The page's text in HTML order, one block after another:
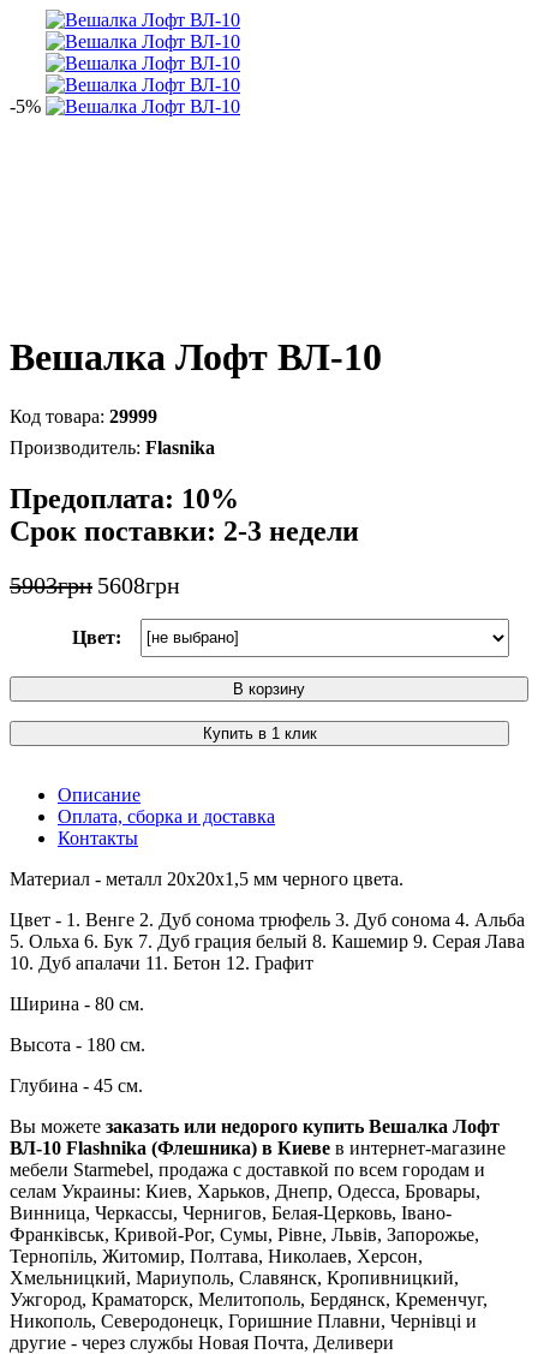
-5%
Вешалка Лофт ВЛ-10
29999
Flasnika
Предоплата: 10%
Срок поставки: 2-3 недели
5903грн 5608грн
Цвет:
В корзину
Купить в 1 клик
Описание
Оплата, сборка и доставка
Контакты
Материал - металл 20х20х1,5 мм черного цвета.
Цвет - 1. Венге 2. Дуб сонома трюфель 3. Дуб сонома 4. Альба
5. Ольха 6. Бук 7. Дуб грация белый 8. Кашемир 9. Серая Лава
10. Дуб апалачи 11. Бетон 12. Графит
Ширина - 80 см.
Высота - 180 см.
Глубина - 45 см.
Вы можете заказать или недорого купить Вешалка Лофт
ВЛ-10 Flashnika (Флешника) в Киеве в интернет-магазине
мебели Starmebel, продажа с доставкой по всем городам и
селам Украины: Киев, Харьков, Днепр, Одесса, Бровары,
Винница, Черкассы, Чернигов, Белая-Церковь, Івано-
Франківськ, Кривой-Рог, Сумы, Рівне, Львів, Запорожье,
Тернопіль, Житомир, Полтава, Николаев, Херсон,
Хмельницкий, Мариуполь, Славянск, Кропивницкий,
Ужгород, Краматорск, Мелитополь, Бердянск, Кременчуг,
Никополь, Северодонецк, Горишние Плавни, Чернівці и
другие - через службы Новая Почта, Деливери